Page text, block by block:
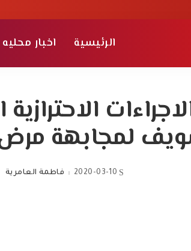
الرئيسية اخبار محليه
لمجابهة مرض
2020-03-10
Posted
فاطمة العامرية